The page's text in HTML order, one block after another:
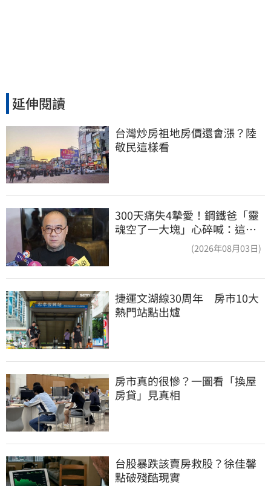
延伸閱讀
台灣炒房祖地房價還會漲？陸
敬民這樣看
300天痛失4摯愛！鋼鐵爸「靈
魂空了一大塊」心碎喊：這輩
(2026年08月03日)
捷運文湖線30周年　房市10大
熱門站點出爐
房市真的很慘？一圖看「換屋
房貸」見真相
台股暴跌該賣房救股？徐佳馨
點破殘酷現實